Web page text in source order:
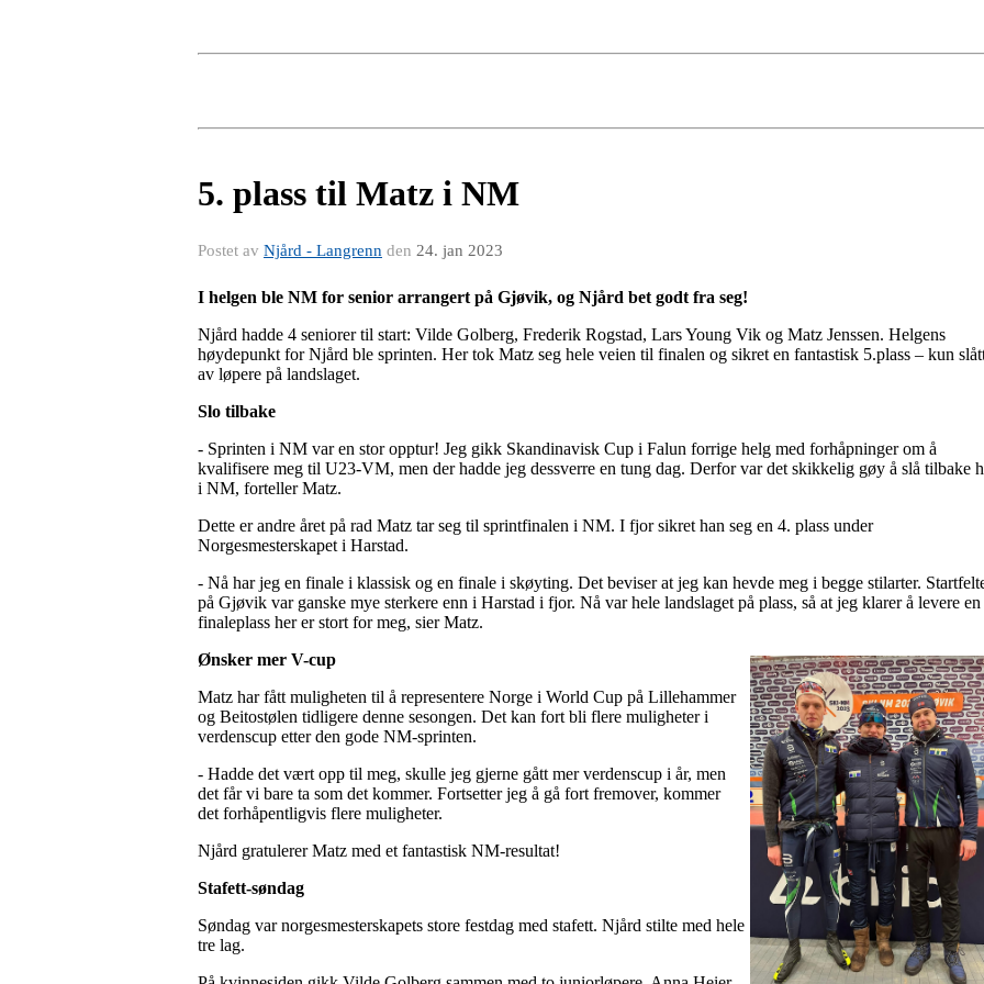
5. plass til Matz i NM
Postet av Njård - Langrenn den 24. jan 2023
I helgen ble NM for senior arrangert på Gjøvik, og Njård bet godt fra seg!
Njård hadde 4 seniorer til start: Vilde Golberg, Frederik Rogstad, Lars Young Vik og Matz Jenssen. Helgens
høydepunkt for Njård ble sprinten. Her tok Matz seg hele veien til finalen og sikret en fantastisk 5.plass – kun
av løpere på landslaget.
Slo tilbake
- Sprinten i NM var en stor opptur! Jeg gikk Skandinavisk Cup i Falun forrige helg med forhåpninger om å
kvalifisere meg til U23-VM, men der hadde jeg dessverre en tung dag. Derfor var det skikkelig gøy å slå tilbake
i NM, forteller Matz.
Dette er andre året på rad Matz tar seg til sprintfinalen i NM. I fjor sikret han seg en 4. plass under
Norgesmesterskapet i Harstad.
- Nå har jeg en finale i klassisk og en finale i skøyting. Det beviser at jeg kan hevde meg i begge stilarter.
på Gjøvik var ganske mye sterkere enn i Harstad i fjor. Nå var hele landslaget på plass, så at jeg klarer å levere en
finaleplass her er stort for meg, sier Matz.
Ønsker mer V-cup
Matz har fått muligheten til å representere Norge i World Cup på Lillehammer
og Beitostølen tidligere denne sesongen. Det kan fort bli flere muligheter i
verdenscup etter den gode NM-sprinten.
- Hadde det vært opp til meg, skulle jeg gjerne gått mer verdenscup i år, men
det får vi bare ta som det kommer. Fortsetter jeg å gå fort fremover, kommer
det forhåpentligvis flere muligheter.
Njård gratulerer Matz med et fantastisk NM-resultat!
Stafett-søndag
Søndag var norgesmesterskapets store festdag med stafett. Njård stilte med hele
tre lag.